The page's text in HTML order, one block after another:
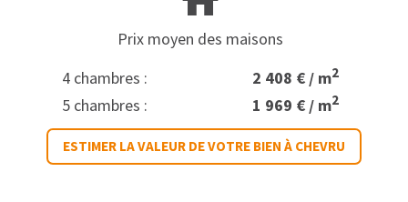
Prix moyen des maisons
4 chambres :
2 408 € / m2
5 chambres : 1 969 € / m2
ESTIMER LA VALEUR DE VOTRE BIEN À CHEVRU